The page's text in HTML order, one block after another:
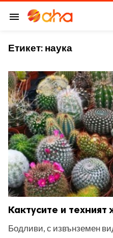
menu
Етикет: наука
Кактусите и техният
Бодливи, с извънземен